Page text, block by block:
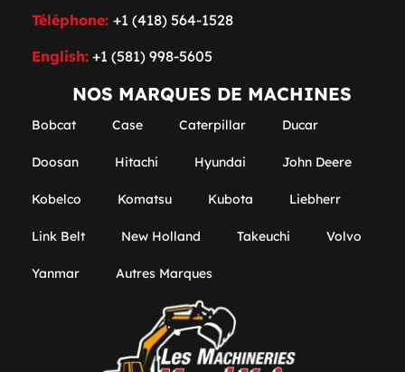
Téléphone: +1 (418) 564-1528
English: +1 (581) 998-5605
NOS MARQUES DE MACHINES
Bobcat Case Caterpillar Ducar
Doosan Hitachi Hyundai John Deere
Kobelco Komatsu Kubota Liebherr
Link Belt New Holland Takeuchi Volvo
Yanmar Autres Marques